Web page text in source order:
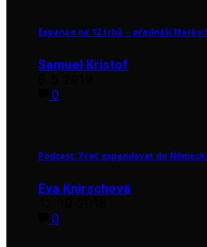
Expanze na 12 trhů – přednáší Marko
Samuel Kristof
0
Podcast: Proč expandovat do
Eva Knirschová
0